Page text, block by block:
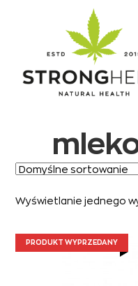
Przejdź
do
nawigacji
Przejdź
do
Wyświetlanie jednego
PRODUKT WYPRZEDANY